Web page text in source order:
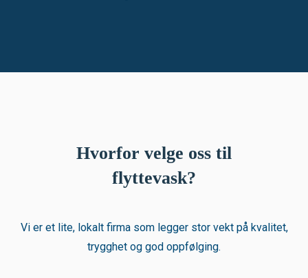
Hvorfor velge oss til
flyttevask?
Vi er et lite, lokalt firma som legger stor vekt på kvalitet,
trygghet og god oppfølging.